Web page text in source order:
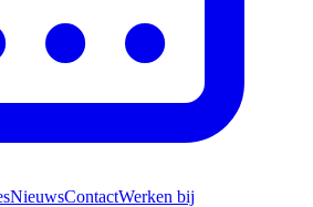
NieuwsContactWerken bij